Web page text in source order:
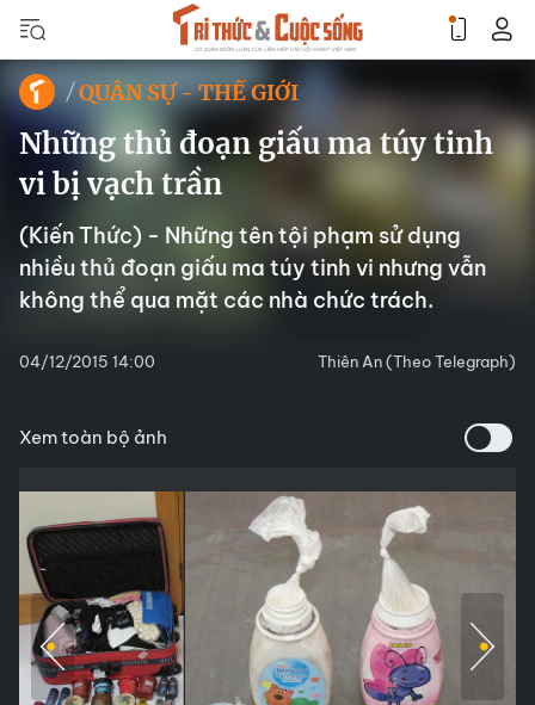
QUÂN SỰ - THẾ GIỚI
Những thủ đoạn giấu ma túy tinh
vi bị vạch trần
(Kiến Thức) - Những tên tội phạm sử dụng
nhiều thủ đoạn giấu ma túy tinh vi nhưng vẫn
không thể qua mặt các nhà chức trách.
04/12/2015 14:00 Thiên An (Theo Telegraph)
Xem toàn bộ ảnh